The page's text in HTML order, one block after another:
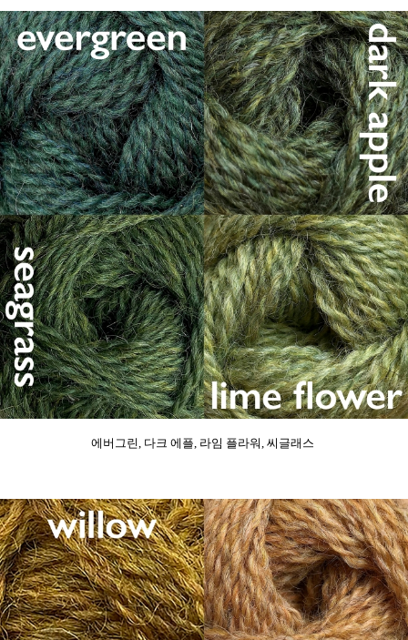
에버그린, 다크 에플, 라임 플라워, 씨글래스